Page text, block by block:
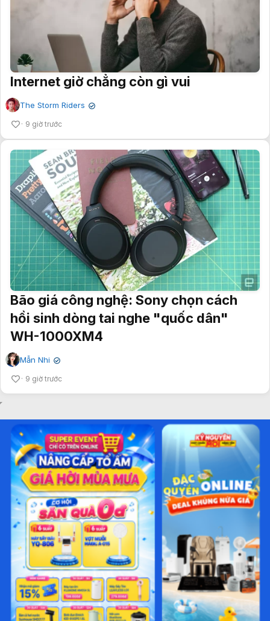
Internet giờ chẳng còn gì vui
The Storm Riders ✔
9 giờ trước
Bão giá công nghệ: Sony chọn cách
hồi sinh dòng tai nghe "quốc dân"
WH-1000XM4
Mẫn Nhi ✔
9 giờ trước